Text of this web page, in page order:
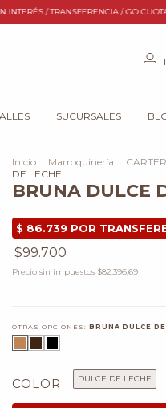
/ GO CUOTAS 2X1 WINTER SALE
SUCURSALES
Inicio . Marroquinería .
DE LECHE
BRUNA DULCE
$99.700
Precio sin impuestos $82.396,69
OTRAS OPCIONES: BRUNA DULCE
COLOR DULCE DE LECHE